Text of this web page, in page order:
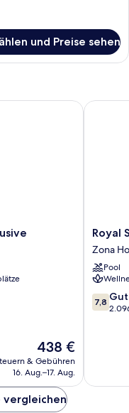
und Preise sehen
Der
Preis
beträgt
438 €
& Gebühren
16. Aug.–17. Aug.
Royal
Solaris
Los
Cabos
&
Spa
-
Royal
Zona
Pool
7.8
von
7,8 Gut
Royal
vergleichen